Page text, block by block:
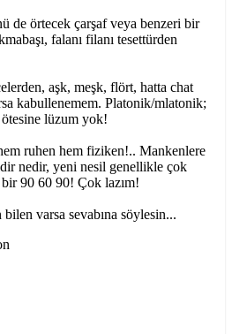
de örtecek çarşaf veya benzeri bir
falanı filanı tesettürden
aşk, meşk, flört, hatta chat
kabullenemem. Platonik/mlatonik;
lüzum yok!
ruhen hem fiziken!.. Mankenlere
nedir, yeni nesil genellikle çok
90 60 90! Çok lazım!
varsa sevabına söylesin...